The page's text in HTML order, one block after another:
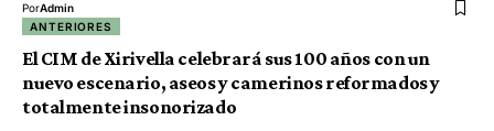
PorAdmin
ANTERIORES
El CIM de Xirivella celebrará sus 100 años con un
nuevo escenario, aseos y camerinos reformados y
totalmente insonorizado